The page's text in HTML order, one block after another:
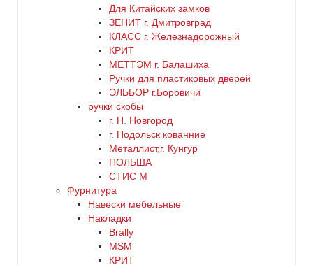
Для Китайских замков
ЗЕНИТ г. Дмитровград
КЛАСС г. Железнадорожный
КРИТ
МЕТТЭМ г. Балашиха
Ручки для пластиковых дверей
ЭЛЬБОР г.Боровичи
ручки скобы
г. Н. Новгород
г. Подольск кованние
Металлист,г. Кунгур
ПОЛЬША
СТИС М
Фурнитура
Навески мебельные
Накладки
Brally
MSM
КРИТ